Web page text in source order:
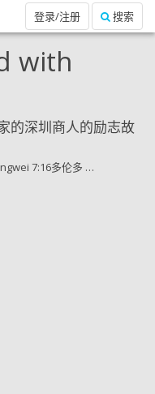
搜索
登录/注册
with
的深圳商人的励志故
7:16多伦多 …